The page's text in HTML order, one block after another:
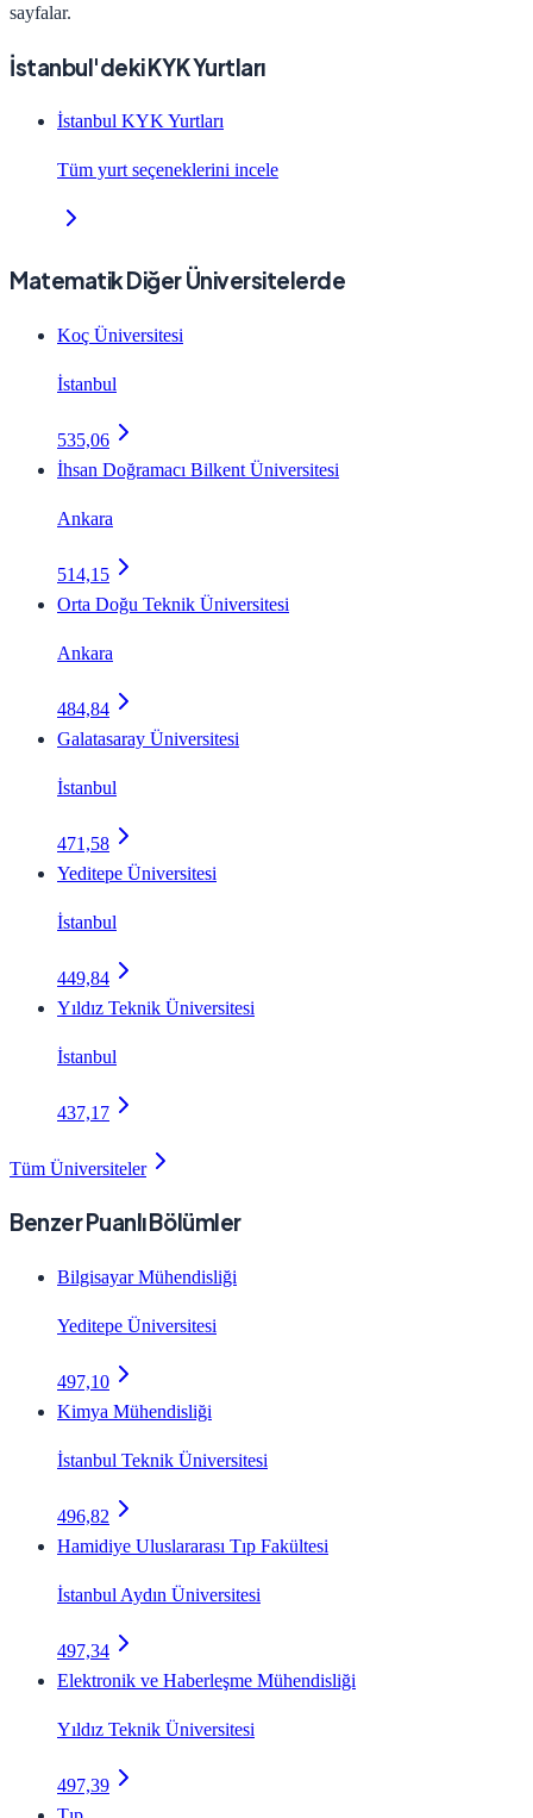
sayfalar.
İstanbul'deki KYK Yurtları
İstanbul KYK Yurtları
Tüm yurt seçeneklerini incele
Matematik Diğer Üniversitelerde
Koç Üniversitesi
İstanbul
535,06
İhsan Doğramacı Bilkent Üniversitesi
Ankara
514,15
Orta Doğu Teknik Üniversitesi
Ankara
484,84
Galatasaray Üniversitesi
İstanbul
471,58
Yeditepe Üniversitesi
İstanbul
449,84
Yıldız Teknik Üniversitesi
İstanbul
437,17
Tüm Üniversiteler
Benzer Puanlı Bölümler
Bilgisayar Mühendisliği
Yeditepe Üniversitesi
497,10
Kimya Mühendisliği
İstanbul Teknik Üniversitesi
496,82
Hamidiye Uluslararası Tıp Fakültesi
İstanbul Aydın Üniversitesi
497,34
Elektronik ve Haberleşme Mühendisliği
Yıldız Teknik Üniversitesi
497,39